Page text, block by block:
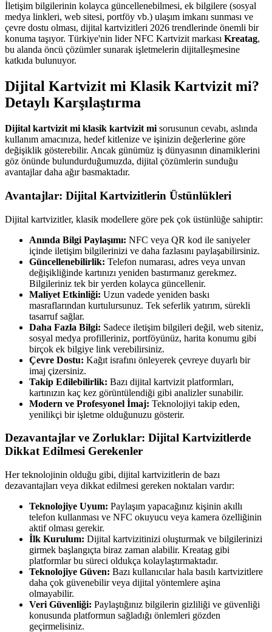
İletişim bilgilerinin kolayca güncellenebilmesi, ek bilgilere (sosyal
medya linkleri, web sitesi, portföy vb.) ulaşım imkanı sunması ve
çevre dostu olması, dijital kartvizitleri 2026 trendlerinde önemli bir
konuma taşıyor. Türkiye'nin lider NFC Kartvizit markası Kreatag,
bu alanda öncü çözümler sunarak işletmelerin dijitalleşmesine
katkıda bulunuyor.
Dijital Kartvizit mi Klasik Kartvizit mi?
Detaylı Karşılaştırma
Dijital kartvizit mi klasik kartvizit mi sorusunun cevabı, aslında
kullanım amacınıza, hedef kitlenize ve işinizin değerlerine göre
değişiklik gösterebilir. Ancak günümüz iş dünyasının dinamiklerini
göz önünde bulundurduğumuzda, dijital çözümlerin sunduğu
avantajlar daha ağır basmaktadır.
Avantajlar: Dijital Kartvizitlerin Üstünlükleri
Dijital kartvizitler, klasik modellere göre pek çok üstünlüğe sahiptir:
Anında Bilgi Paylaşımı: NFC veya QR kod ile saniyeler
içinde iletişim bilgilerinizi ve daha fazlasını paylaşabilirsiniz.
Güncellenebilirlik: Telefon numarası, adres veya unvan
değişikliğinde kartınızı yeniden bastırmanız gerekmez.
Bilgileriniz tek bir yerden kolayca güncellenir.
Maliyet Etkinliği: Uzun vadede yeniden baskı
masraflarından kurtulursunuz. Tek seferlik yatırım, sürekli
tasarruf sağlar.
Daha Fazla Bilgi: Sadece iletişim bilgileri değil, web siteniz,
sosyal medya profilleriniz, portföyünüz, harita konumu gibi
birçok ek bilgiye link verebilirsiniz.
Çevre Dostu: Kağıt israfını önleyerek çevreye duyarlı bir
imaj çizersiniz.
Takip Edilebilirlik: Bazı dijital kartvizit platformları,
kartınızın kaç kez görüntülendiği gibi analizler sunabilir.
Modern ve Profesyonel İmaj: Teknolojiyi takip eden,
yenilikçi bir işletme olduğunuzu gösterir.
Dezavantajlar ve Zorluklar: Dijital Kartvizitlerde
Dikkat Edilmesi Gerekenler
Her teknolojinin olduğu gibi, dijital kartvizitlerin de bazı
dezavantajları veya dikkat edilmesi gereken noktaları vardır:
Teknolojiye Uyum: Paylaşım yapacağınız kişinin akıllı
telefon kullanması ve NFC okuyucu veya kamera özelliğinin
aktif olması gerekir.
İlk Kurulum: Dijital kartvizitinizi oluşturmak ve bilgilerinizi
girmek başlangıçta biraz zaman alabilir. Kreatag gibi
platformlar bu süreci oldukça kolaylaştırmaktadır.
Teknolojiye Güven: Bazı kullanıcılar hala basılı kartvizitlere
daha çok güvenebilir veya dijital yöntemlere aşina
olmayabilir.
Veri Güvenliği: Paylaştığınız bilgilerin gizliliği ve güvenliği
konusunda platformun sağladığı önlemleri gözden
geçirmelisiniz.